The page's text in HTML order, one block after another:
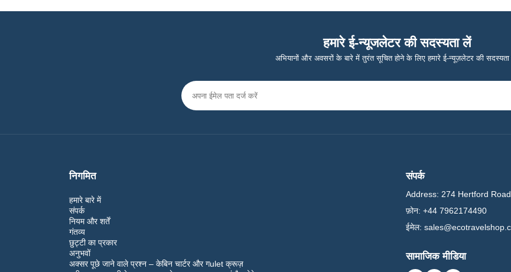
हमारे ई-न्यूजलेटर की सदस्यता लें
अभियानों और अवसरों के बारे में तुरंत सूचित होने के लिए हमारे ई-न्यूज़लेटर की
निगमित
हमारे बारे में
संपर्क
नियम और शर्तें
गंतव्य
छुट्टी का प्रकार
अनुभवों
अक्सर पूछे जाने वाले प्रश्न – केबिन चार्टर और गulet क्रूज़
संपर्क
Address: 274 Hertford
फ़ोन: +44 7962174490
ईमेल:
सामाजिक मीडिया